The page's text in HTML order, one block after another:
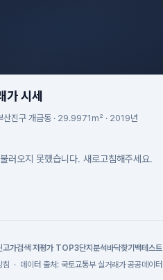
시세
산진구 개금동 · 29.9971m² · 2019년
러오지 못했습니다. 새로고침해주세요.
고가검색 저평가 TOP3단지분석 바닥찾기 백테스트
침 · 데이터 출처: 국토교통부 실거래가 공공데이터